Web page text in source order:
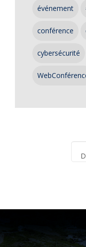
événement
conférence
cybersécurité